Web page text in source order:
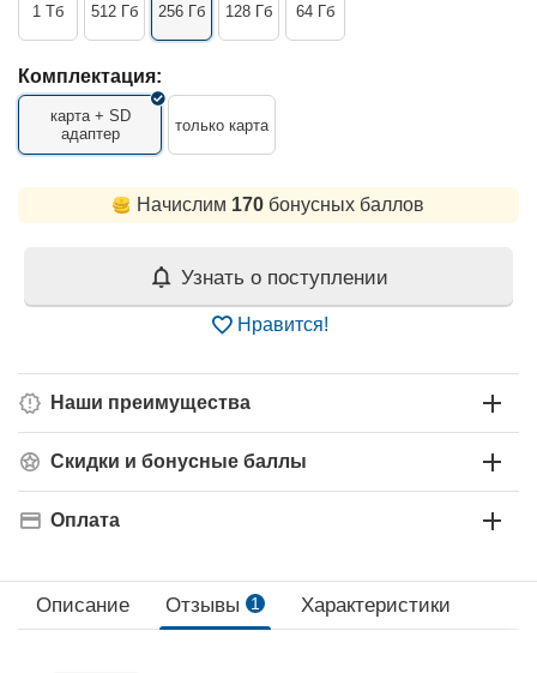
1 Тб 512 Гб 256 Гб 128 Гб 64 Гб
Комплектация:
карта + SD
адаптер
только карта
Начислим 170 бонусных баллов
Узнать о поступлении
Нравится!
Наши преимущества
Скидки и бонусные баллы
Оплата
Описание Отзывы 1 Характеристики